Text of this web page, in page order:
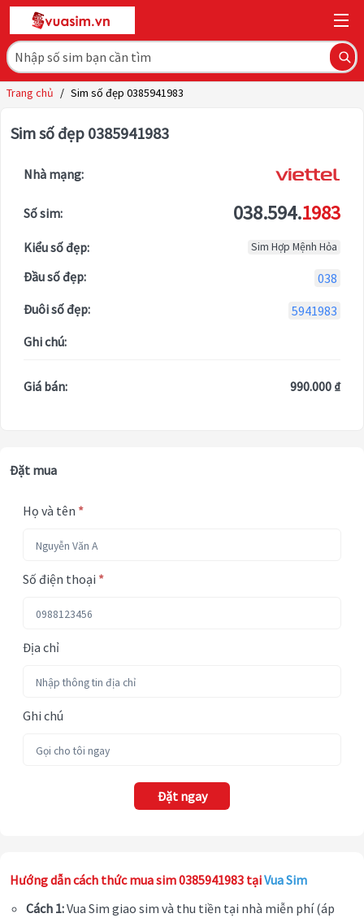
Trang chủ / Sim số đẹp 0385941983
Sim số đẹp 0385941983
Nhà mạng:
Số sim: 038.594.1983
Kiểu số đẹp: Sim Hợp Mệnh Hỏa
Đầu số đẹp:
038
Đuôi số đẹp:
5941983
Ghi chú:
Giá bán: 990.000 ₫
Đặt mua
Họ và tên *
Số điện thoại *
Địa chỉ
Ghi chú
Đặt ngay
Hướng dẫn cách thức mua sim 0385941983 tạiVua Sim
Cách 1:Vua Sim giao sim và thu tiền tại nhà miễn phí (áp